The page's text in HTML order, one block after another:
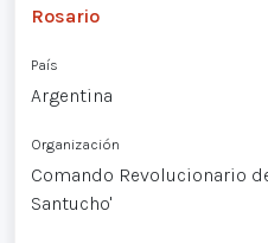
Rosario
País
Argentina
Organización
Comando Revolucionario
Santucho'